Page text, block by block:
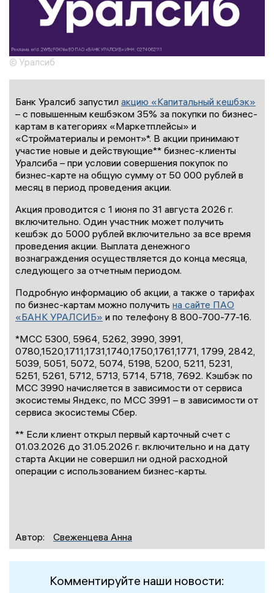
© Уралсиб
Банк Уралсиб запустил акцию «Капитальный кешбэк»
– с повышенным кешбэком 35% за покупки по бизнес-
картам в категориях «Маркетплейсы» и
«Стройматериалы и ремонт»*. В акции принимают
участие новые и действующие** бизнес-клиенты
Уралсиба – при условии совершения покупок по
бизнес-карте на общую сумму от 50 000 рублей в
месяц в период проведения акции.
Акция проводится с 1 июня по 31 августа 2026 г.
включительно. Один участник может получить
кешбэк до 5000 рублей включительно за все время
проведения акции. Выплата денежного
вознаграждения осуществляется до конца месяца,
следующего за отчетным периодом.
Подробную информацию об акции, а также о тарифах
по бизнес-картам можно получить на сайте ПАО
«БАНК УРАЛСИБ» и по телефону 8 800-700-77-16.
*МСС 5300, 5964, 5262, 3990, 3991,
0780,1520,1711,1731,1740,1750,1761,1771, 1799, 2842,
5039, 5051, 5072, 5074, 5198, 5200, 5211, 5231,
5251, 5261, 5712, 5713, 5714, 5718, 7692. Кэшбэк по
МСС 3990 начисляется в зависимости от сервиса
экосистемы Яндекс, по МСС 3991 – в зависимости от
сервиса экосистемы Сбер.
** Если клиент открыл первый карточный счет с
01.03.2026 до 31.05.2026 г. включительно и на дату
старта Акции не совершил ни одной расходной
операции с использованием бизнес-карты.
Автор: Свеженцева Анна
Комментируйте наши новости: